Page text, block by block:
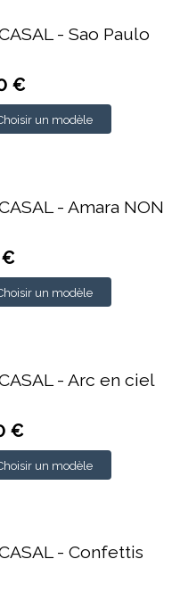
- Sao Paulo
€
un modèle
- Amara NON
€
un modèle
- Arc en ciel
€
un modèle
- Confettis